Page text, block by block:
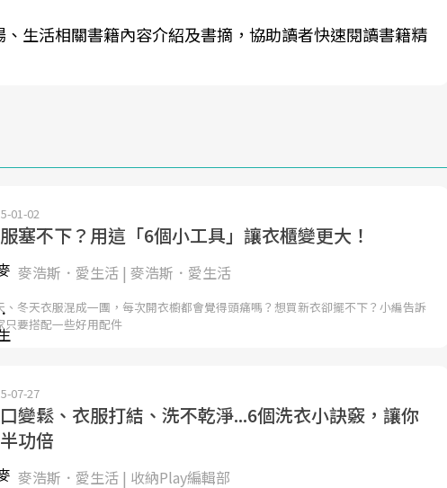
生活相關書籍內容介紹及書摘，協助讀者快速閱讀書籍精
01-02
塞不下？用這「6個小工具」讓衣櫃變更大！
麥浩斯．愛生活 | 麥浩斯．愛生活
、冬天衣服混成一團，每次開衣櫥都會覺得頭痛嗎？想買新衣卻擺不下？小編告訴
只要搭配一些好用配件
07-27
變鬆、衣服打結、洗不乾淨...6個洗衣小訣竅，讓你
功倍
麥浩斯．愛生活 | 收納Play編輯部